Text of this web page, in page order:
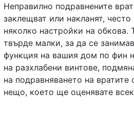
Неправилно подравнените
заклещват или накланят,
няколко настройки на
твърде малки, за да се
функция на вашия дом по фин
на разхлабени винтове,
на подравняването на
нещо, което ще оценявате